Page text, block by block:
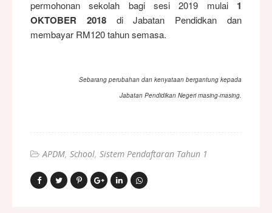
permohonan sekolah bagi sesi 2019 mulai 1
OKTOBER 2018di Jabatan Pendidkan dan
membayar RM120 tahun semasa.
Sebarang perubahan dan kenyataan bergantung kepada
Jabatan Pendidikan Negeri masing-masing.
APDM School Sistem Pendaftaran Tahun 1